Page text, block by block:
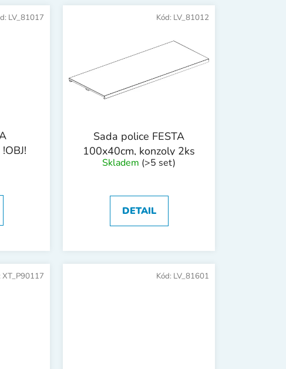
LV_81017
Sada police FESTA
100x40cm, konzoly 2ks
Skladem (>5 set)
DETAIL
Kód: LV_81012
XT_P90117 Kód: LV_81601